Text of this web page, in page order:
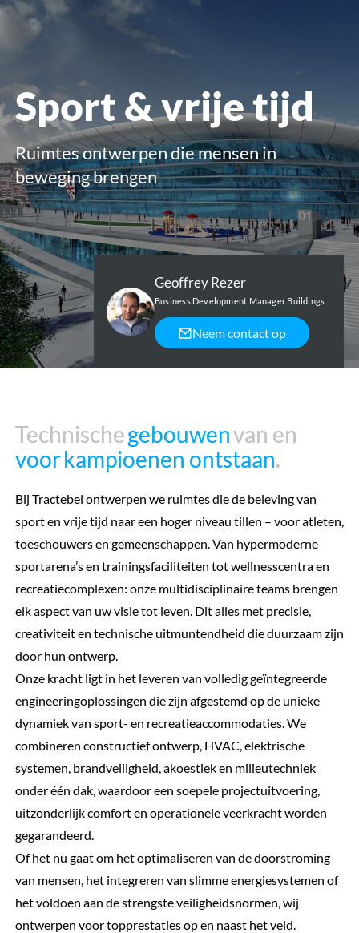
Sport & vrije tijd
Ruimtes ontwerpen die mensen in
beweging brengen
Geoffrey Rezer
Business Development Manager Buildings
Neem contact op
Technischegebouwenvan en
voor kampioenen ontstaan.
Technischegebouwenvan en
voor kampioenen ontstaan.
Bij Tractebel ontwerpen we ruimtes die de beleving van
sport en vrije tijd naar een hoger niveau tillen – voor atleten,
toeschouwers en gemeenschappen. Van hypermoderne
sportarena’s en trainingsfaciliteiten tot wellnesscentra en
recreatiecomplexen: onze multidisciplinaire teams brengen
elk aspect van uw visie tot leven. Dit alles met precisie,
creativiteit en technische uitmuntendheid die duurzaam zijn
door hun ontwerp.
Onze kracht ligt in het leveren van volledig geïntegreerde
engineeringoplossingen die zijn afgestemd op de unieke
dynamiek van sport- en recreatieaccommodaties. We
combineren constructief ontwerp, HVAC, elektrische
systemen, brandveiligheid, akoestiek en milieutechniek
onder één dak, waardoor een soepele projectuitvoering,
uitzonderlijk comfort en operationele veerkracht worden
gegarandeerd.
Of het nu gaat om het optimaliseren van de doorstroming
van mensen, het integreren van slimme energiesystemen of
het voldoen aan de strengste veiligheidsnormen, wij
ontwerpen voor topprestaties op en naast het veld.